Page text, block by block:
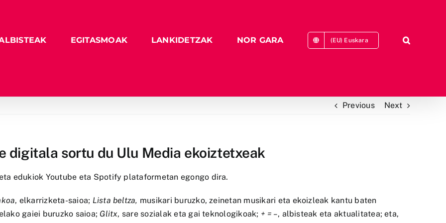
EGITASMOAK LANKIDETZAK NOR GARA (EU) Euskara
Previous Next
digitala sortu du Ulu Media ekoiztetxeak
edukiok Youtube eta Spotify plataformetan egongo dira.
, elkarrizketa-saioa; Lista beltza, musikari buruzko, zeinetan musikari eta ekoizleak kantu baten
gaiei buruzko saioa; Glitx, sare sozialak eta gai teknologikoak; + = –, albisteak eta aktualitatea; eta,